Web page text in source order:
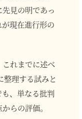
見の明であっ
現在進行形の
れまでに述べ
理する試みと
、単なる批判
らの評価。